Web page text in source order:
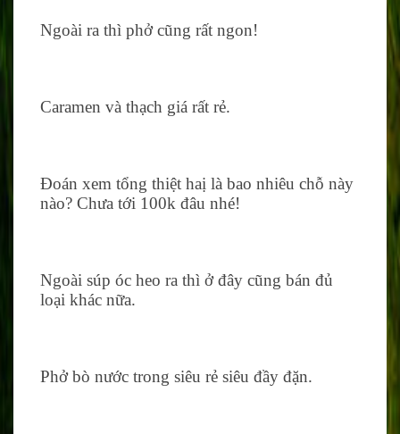
Ngoài ra thì phở cũng rất ngon!
Caramen và thạch giá rất rẻ.
Đoán xem tổng thiệt haị là bao nhiêu chỗ này
nào? Chưa tới 100k đâu nhé!
Ngoài súp óc heo ra thì ở đây cũng bán đủ
loại khác nữa.
Phở bò nước trong siêu rẻ siêu đầy đặn.